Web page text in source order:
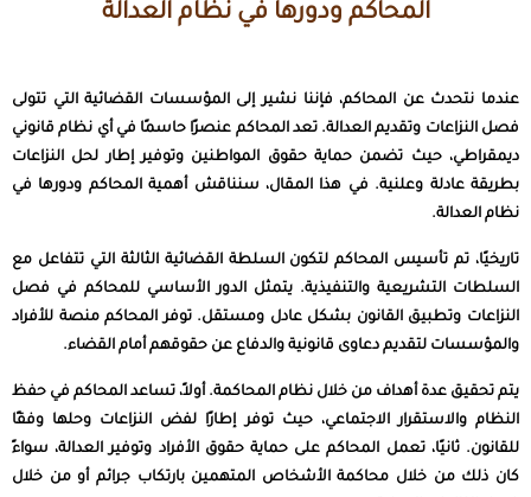
المحاكم ودورها في نظام العدالة
عندما نتحدث عن المحاكم، فإننا نشير إلى المؤسسات القضائية التي تتولى
فصل النزاعات وتقديم العدالة. تعد المحاكم عنصرًا حاسمًا في أي نظام قانوني
ديمقراطي، حيث تضمن حماية حقوق المواطنين وتوفير إطار لحل النزاعات
بطريقة عادلة وعلنية. في هذا المقال، سنناقش أهمية المحاكم ودورها في
نظام العدالة.
تاريخيًا، تم تأسيس المحاكم لتكون السلطة القضائية الثالثة التي تتفاعل مع
السلطات التشريعية والتنفيذية. يتمثل الدور الأساسي للمحاكم في فصل
النزاعات وتطبيق القانون بشكل عادل ومستقل. توفر المحاكم منصة للأفراد
والمؤسسات لتقديم دعاوى قانونية والدفاع عن حقوقهم أمام القضاء.
يتم تحقيق عدة أهداف من خلال نظام المحاكمة. أولاً، تساعد المحاكم في حفظ
النظام والاستقرار الاجتماعي، حيث توفر إطارًا لفض النزاعات وحلها وفقًا
للقانون. ثانيًا، تعمل المحاكم على حماية حقوق الأفراد وتوفير العدالة، سواءً
كان ذلك من خلال محاكمة الأشخاص المتهمين بارتكاب جرائم أو من خلال